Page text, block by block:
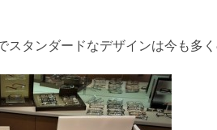
スタンダードなデザインは今も多